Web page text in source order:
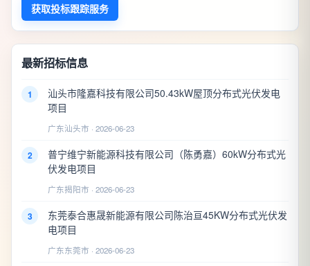
获取投标跟踪服务
最新招标信息
1
汕头市隆嘉科技有限公司50.43kW屋顶分布式光伏发电
项目
广东汕头市 · 2026-06-23
2
普宁维宁新能源科技有限公司（陈勇嘉）60kW分布式光
伏发电项目
广东揭阳市 · 2026-06-23
3
东莞泰合惠晟新能源有限公司陈治亘45KW分布式光伏发
电项目
广东东莞市 · 2026-06-23